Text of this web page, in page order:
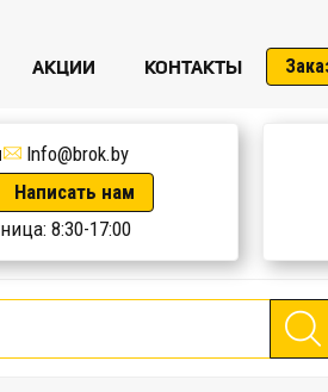
АКЦИИ КОНТАКТЫ
Info@brok.by
Написать нам
8:30-17:00